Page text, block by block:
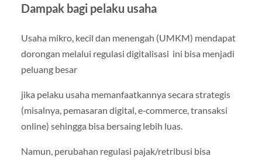
Dampak bagi pelaku usaha
Usaha mikro, kecil dan menengah (UMKM) mendapat
dorongan melalui regulasi digitalisasi ini bisa menjadi
peluang besar
jika pelaku usaha memanfaatkannya secara strategis
(misalnya, pemasaran digital, e‑commerce, transaksi
online) sehingga bisa bersaing lebih luas.
Namun, perubahan regulasi pajak/retribusi bisa